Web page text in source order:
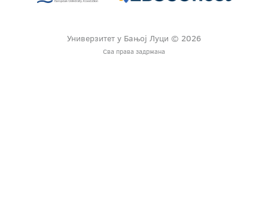
Универзитет у Бањој Луци © 2026
Сва права задржана